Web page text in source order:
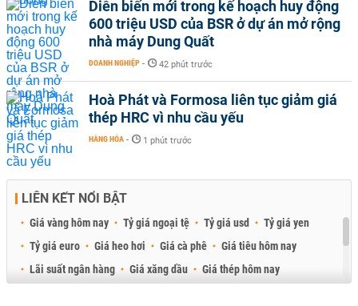
Diễn biến mới trong kế hoạch huy động
600 triệu USD của BSR ở dự án mở rộng
nhà máy Dung Quất
DOANH NGHIỆP - 42 phút trước
Hoà Phát và Formosa liên tục giảm giá
thép HRC vì nhu cầu yếu
HÀNG HÓA - 1 phút trước
LIÊN KẾT NỔI BẬT
Giá vàng hôm nay Tỷ giá ngoại tệ Tỷ giá usd
Tỷ giá yen
Tỷ giá euro
Giá heo hơi Giá cà phê
Giá tiêu hôm nay
Lãi suất ngân hàng
Giá xăng dầu
Giá thép hôm nay